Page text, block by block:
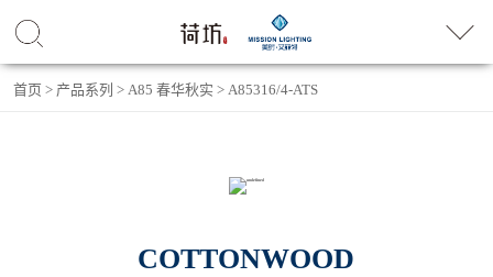
首页 > 产品系列 > A85 春华秋实 > A85316/4-ATS
COTTONWOOD